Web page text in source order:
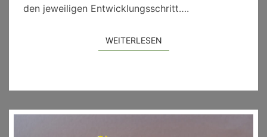
den jeweiligen Entwicklungsschritt….
WEITERLESENWEITERLESEN